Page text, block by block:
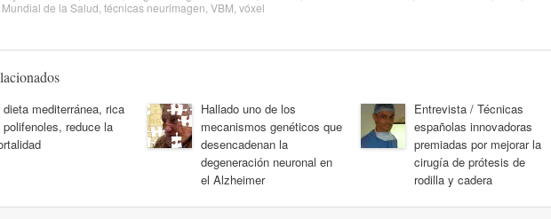
de la Salud técnicas neurimagen VBM vóxel
dieta mediterránea, rica
polifenoles, reduce la
Hallado uno de los
mecanismos genéticos que
desencadenan la
degeneración neuronal en
el Alzheimer
Entrevista / Técnicas
españolas innovadoras
premiadas por mejorar la
cirugía de prótesis de
rodilla y cadera